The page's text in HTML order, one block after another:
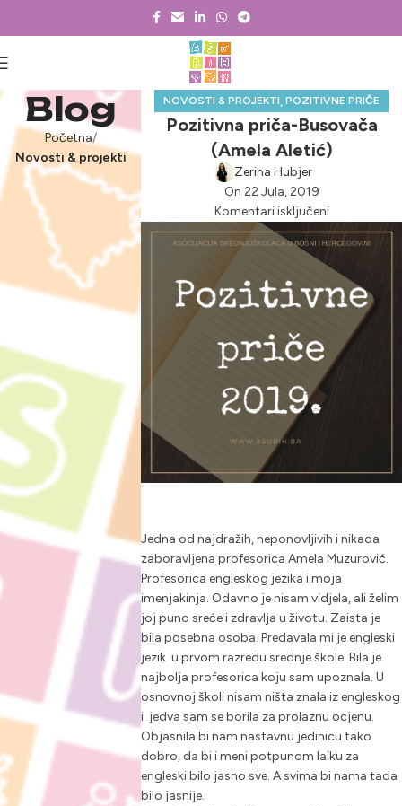
Blog
Početna
Novosti & projekti
NOVOSTI & PROJEKTI,POZITIVNE PRIČE
Pozitivna priča-Busovača
(Amela Aletić)
Zerina Hubjer
On 22 Jula, 2019
Komentari isključeni
Jedna od najdražih, neponovljivih i nikada
zaboravljena profesorica Amela Muzurović.
Profesorica engleskog jezika i moja
imenjakinja. Odavno je nisam vidjela, ali želim
joj puno sreće i zdravlja u životu. Zaista je
bila posebna osoba. Predavala mi je engleski
jezik u prvom razredu srednje škole. Bila je
najbolja profesorica koju sam upoznala. U
osnovnoj školi nisam ništa znala iz engleskog
i jedva sam se borila za prolaznu ocjenu.
Objasnila bi nam nastavnu jedinicu tako
dobro, da bi i meni potpunom laiku za
engleski bilo jasno sve. A svima bi nama tada
bilo jasnije.